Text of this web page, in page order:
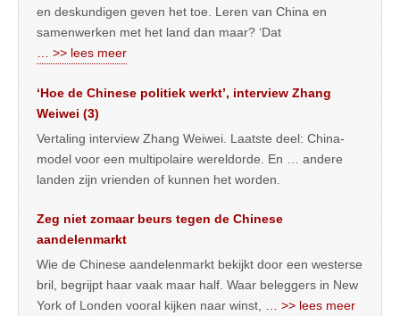
en deskundigen geven het toe. Leren van China en
samenwerken met het land dan maar? ‘Dat
… >> lees meer
‘Hoe de Chinese politiek werkt’, interview Zhang
Weiwei (3)
Vertaling interview Zhang Weiwei. Laatste deel: China-
model voor een multipolaire wereldorde. En … andere
landen zijn vrienden of kunnen het worden.
Zeg niet zomaar beurs tegen de Chinese
aandelenmarkt
Wie de Chinese aandelenmarkt bekijkt door een westerse
bril, begrijpt haar vaak maar half. Waar beleggers in New
York of Londen vooral kijken naar winst,
… >> lees meer